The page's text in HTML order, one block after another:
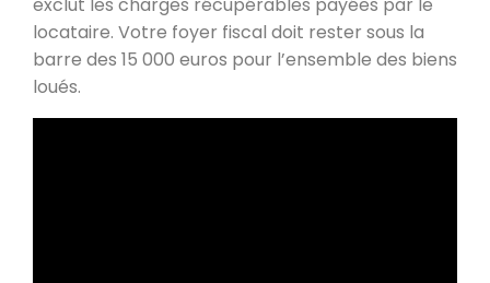
locataire. Votre foyer fiscal doit rester sous la
barre des 15 000 euros pour l’ensemble des biens
loués.